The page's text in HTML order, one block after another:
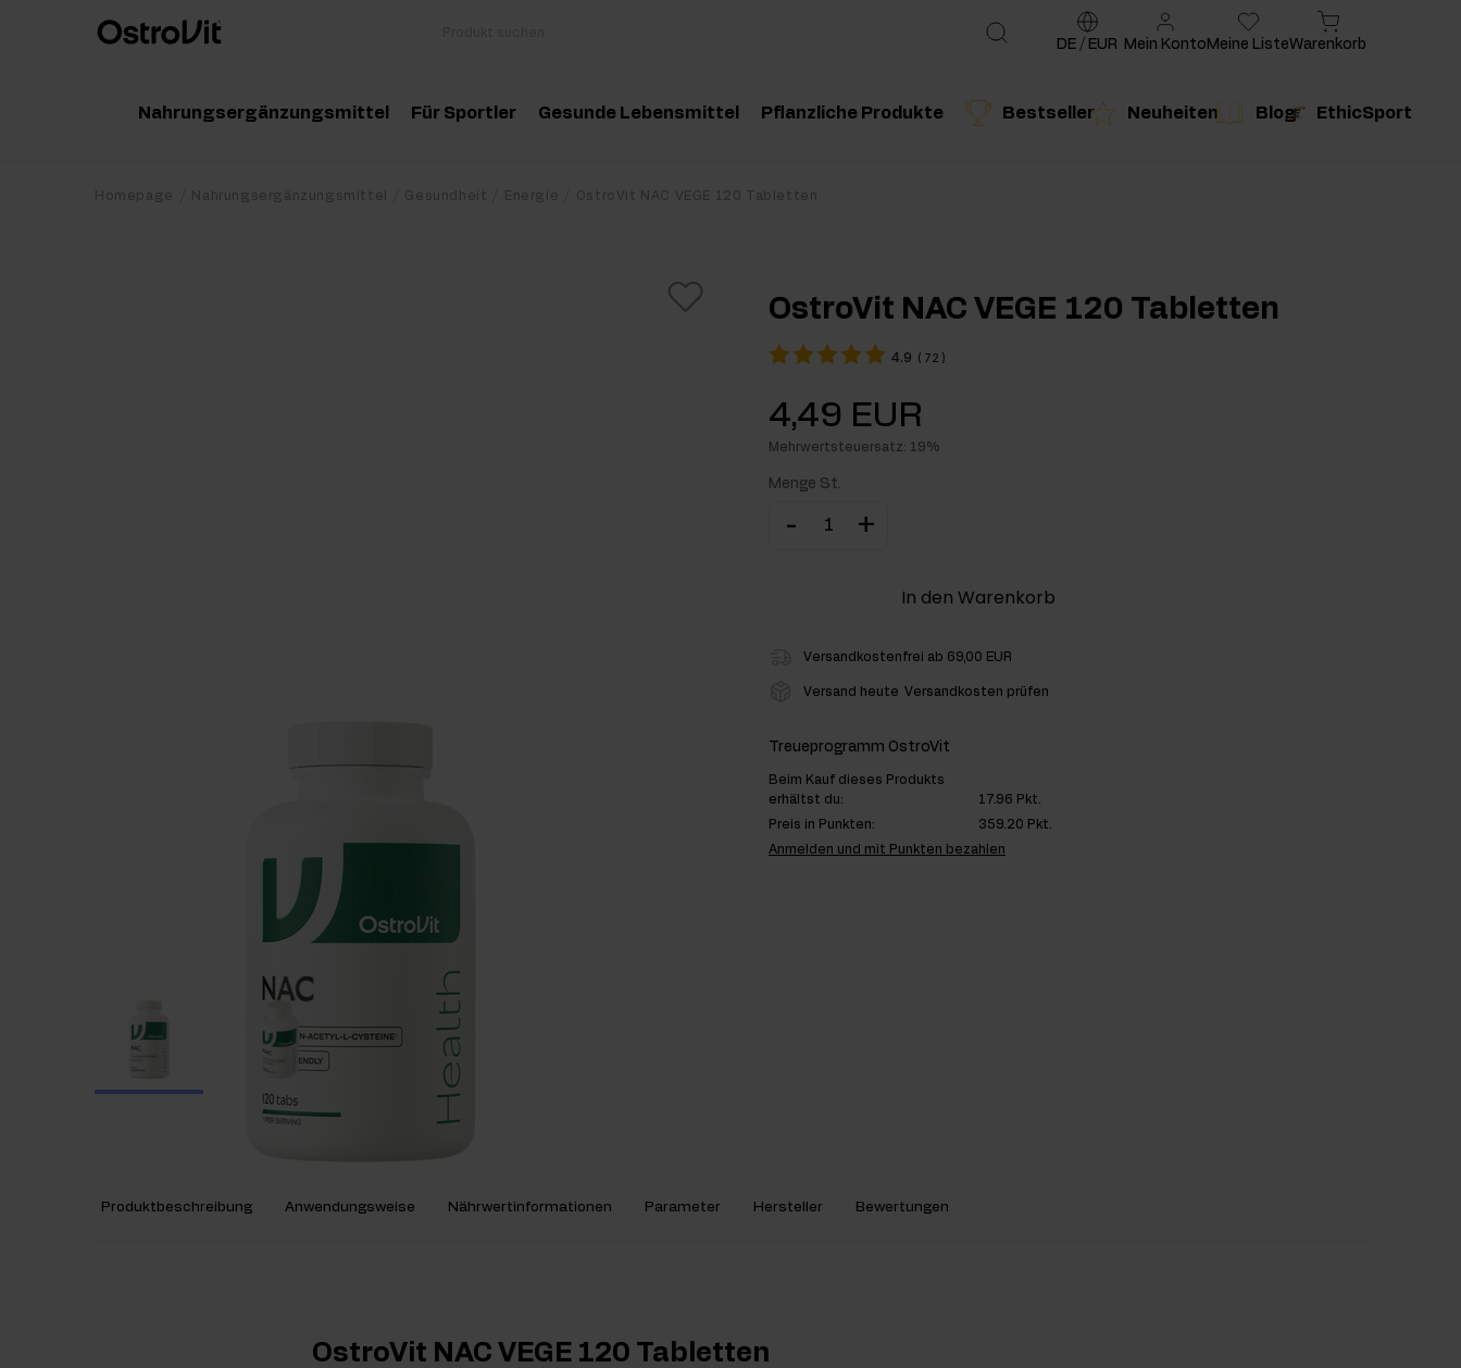
Nahrungsergänzungsmittel
Produktempfehlung
Für Sportler
Produktempfehlung
Gesunde Lebensmittel
Erdnussbutter
Pflanzliche Produkte Bestseller Neuheiten Blog EthicSport
DE / EUR Mein Konto Meine ListeWarenkorb
Homepage Nahrungsergänzungsmittel Gesundheit Energie OstroVit NAC VEGE 120 Tabletten
OstroVit NAC VEGE 120 Tabletten
4.9 ( 72 )
4,49 EUR
Mehrwertsteuersatz: 19%
Menge St.
- +
In den Warenkorb
Versandkostenfrei ab 69,00 EUR
Versand heute Versandkosten prüfen
Treueprogramm OstroVit
Beim Kauf dieses Produkts
erhältst du:
17.96 Pkt.
Preis in Punkten:
359.20 Pkt.
Anmelden und mit Punkten bezahlen
Produktbeschreibung Anwendungsweise Nährwertinformationen Parameter Hersteller Bewertungen
OstroVit NAC VEGE 120 Tabletten